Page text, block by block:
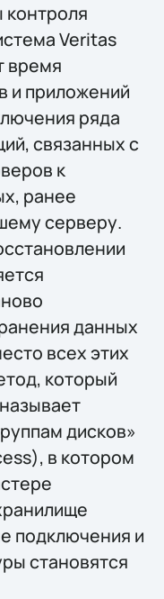
Veritas
время
и приложений
ряда
связанных с
к
ранее
серверу.
данных
всех этих
который
дисков»
в котором
подключения и
становятся